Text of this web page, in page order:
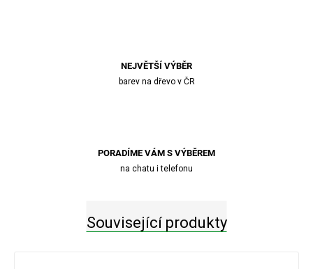
NEJVĚTŠÍ VÝBĚR
barev na dřevo v ČR
PORADÍME VÁM S VÝBĚREM
na chatu i telefonu
Související produkty